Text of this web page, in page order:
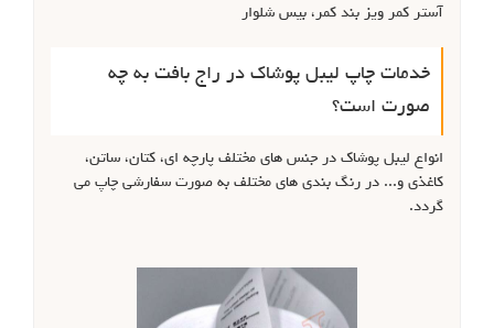
آستر کمر ویز بند کمر، بیس شلوار
خدمات چاپ لیبل پوشاک در راج بافت به چه
صورت است؟
انواع لیبل پوشاک در جنس های مختلف پارچه ای، کتان، ساتن،
کاغذی و... در رنگ بندی های مختلف به صورت سفارشی چاپ می
گردد.